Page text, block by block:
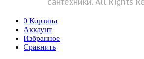
сантехники. All Rights
0 Корзина
Аккаунт
Избранное
Сравнить